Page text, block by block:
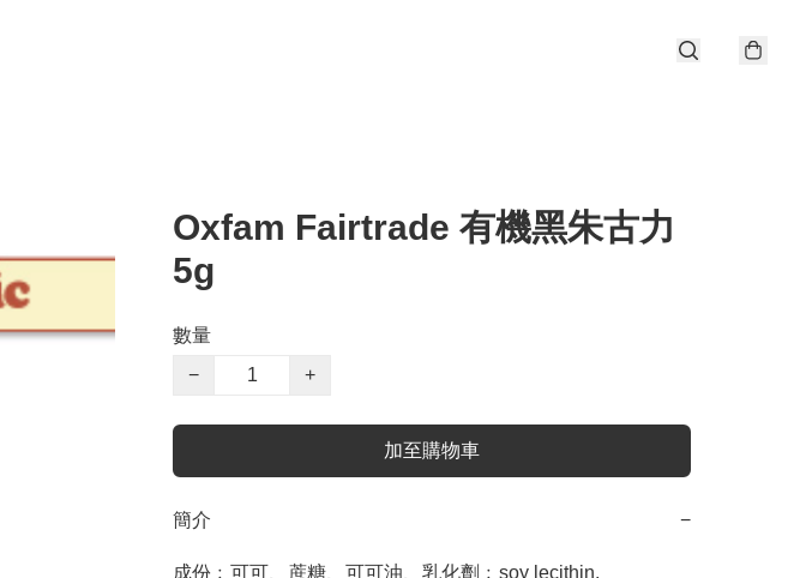
Oxfam Fairtrade 有機黑朱古力
5g
數量
−
+
加至購物車
簡介 −
成份﹕可可、蔗糖、可可油、乳化劑﹕soy lecithin.